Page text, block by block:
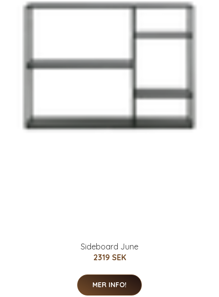
Sideboard June
2319 SEK
MER INFO!